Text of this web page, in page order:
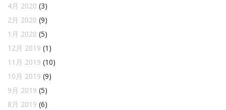
4月 2020 (3)
2月 2020 (9)
1月 2020 (5)
12月 2019 (1)
11月 2019 (10)
10月 2019 (9)
9月 2019 (5)
8月 2019 (6)